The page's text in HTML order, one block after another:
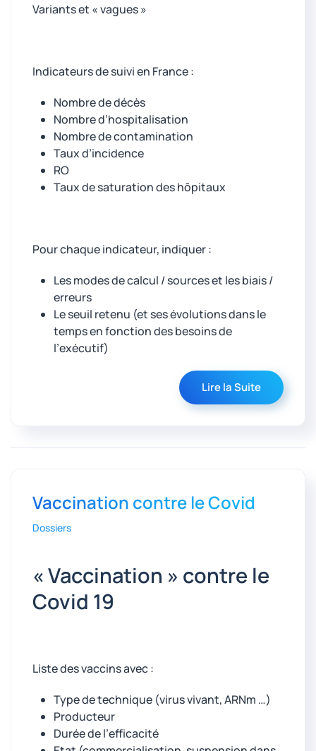
Variants et « vagues »
Indicateurs de suivi en France :
Nombre de décès
Nombre d’hospitalisation
Nombre de contamination
Taux d’incidence
RO
Taux de saturation des hôpitaux
Pour chaque indicateur, indiquer :
Les modes de calcul / sources et les biais /
erreurs
Le seuil retenu (et ses évolutions dans le
temps en fonction des besoins de
l’exécutif)
Lire la Suite
Vaccination contre le Covid
Dossiers
« Vaccination » contre le
Covid 19
Liste des vaccins avec :
Type de technique (virus vivant, ARNm …)
Producteur
Durée de l’efficacité